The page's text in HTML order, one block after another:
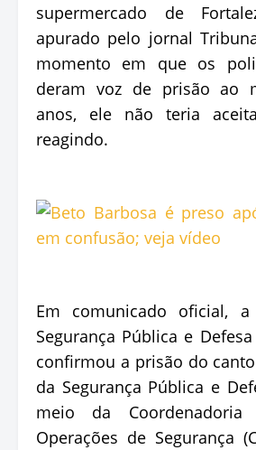
supermercado de
apurado pelo jornal
momento em que os
deram voz de prisão ao
anos, ele não teria
reagindo.
Em comunicado oficial, a
Segurança Pública e Defesa
confirmou a prisão do
da Segurança Pública e
meio da Coordenadoria
Operações de Segurança